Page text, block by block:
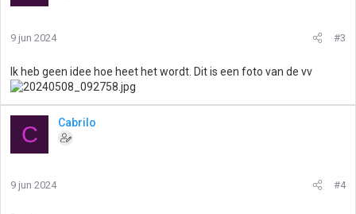
n
e
n
:
9 jun 2024 #3
Ik heb geen idee hoe heet het wordt. Dit is een foto van de vv
C Cabrilo
9 jun 2024 #4